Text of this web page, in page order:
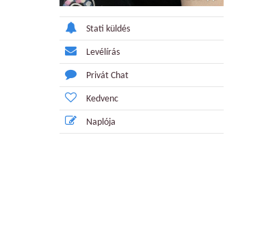
Stati küldés
Levélírás
Privát Chat
Kedvenc
Naplója